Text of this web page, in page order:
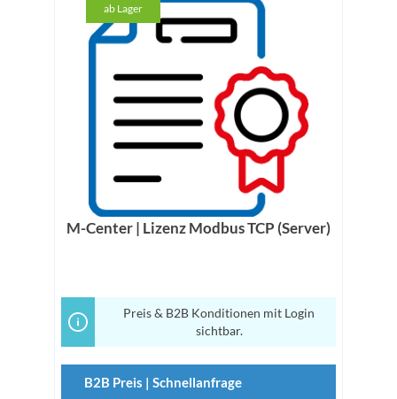
ab Lager
M-Center | Lizenz Modbus TCP (Server)
Preis & B2B Konditionen mit Login
sichtbar.
B2B Preis | Schnellanfrage